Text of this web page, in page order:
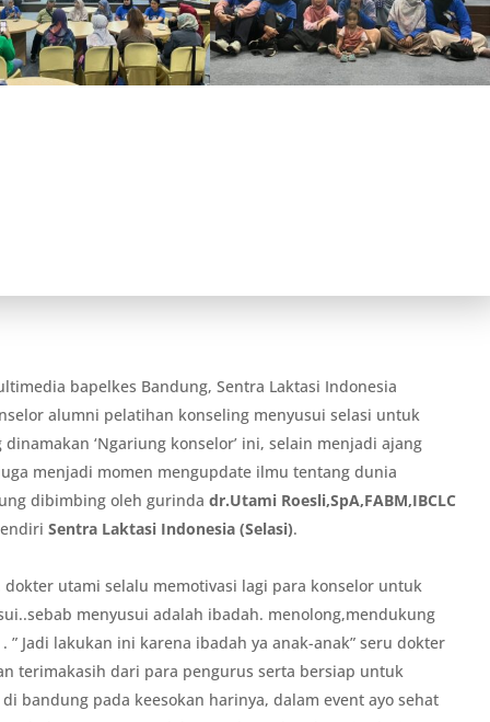
bapelkes Bandung, Sentra Laktasi Indonesia
alumni pelatihan konseling menyusui selasi untuk
‘Ngariung konselor’ ini, selain menjadi ajang
menjadi momen mengupdate ilmu tentang dunia
dibimbing oleh gurindadr.Utami Roesli,SpA,FABM,IBCLC
Sentra Laktasi Indonesia (Selasi).
utami selalu memotivasi lagi para konselor untuk
menyusui adalah ibadah. menolong,mendukung
Jadi lakukan ini karena ibadah ya anak-anak” seru dokter
terimakasih dari para pengurus serta bersiap untuk
bandung pada keesokan harinya, dalam event ayo sehat